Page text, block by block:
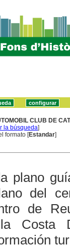
CLUB DE
la búsqueda]
formato [Estandar]
plano
del
de
Costa